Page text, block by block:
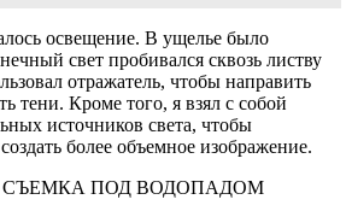
освещение. В ущелье было
свет пробивался сквозь листву
отражатель, чтобы направить
тени. Кроме того, я взял с собой
источников света, чтобы
более объемное изображение.
ПОД ВОДОПАДОМ